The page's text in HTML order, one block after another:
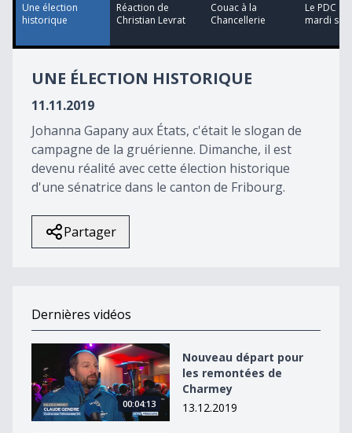
58
seconds
Une élection
historique
Réaction de
Christian Levrat
Couac à la
Chancellerie
Le PDC
mardi s'il
UNE ÉLECTION HISTORIQUE
11.11.2019
Johanna Gapany aux États, c'était le slogan de
campagne de la gruérienne. Dimanche, il est
devenu réalité avec cette élection historique
d'une sénatrice dans le canton de Fribourg.
Partager
Dernières vidéos
Nouveau départ pour les remontées de Charmey
00:04:13
Nouveau départ pour
les remontées de
Charmey
13.12.2019